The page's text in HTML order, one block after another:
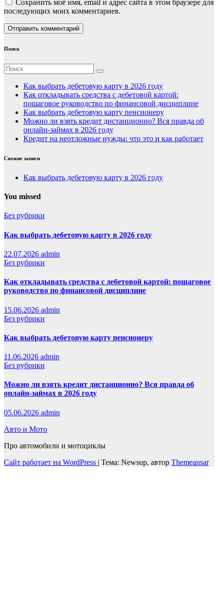
Сохранить моё имя, email и адрес сайта в этом браузере для
последующих моих комментариев.
Поиск
Как выбрать дебетовую карту в 2026 году
Как откладывать средства с дебетовой картой:
пошаговое руководство по финансовой дисциплине
Как выбрать дебетовую карту пенсионеру
Можно ли взять кредит дистанционно? Вся правда об
онлайн-займах в 2026 году
Кредит на неотложные нужды: что это и как работает
Свежие записи
Как выбрать дебетовую карту в 2026 году
You missed
Без рубрики
Как выбрать дебетовую карту в 2026 году
22.07.2026 admin
Без рубрики
Как откладывать средства с дебетовой картой: пошаговое
руководство по финансовой дисциплине
15.06.2026 admin
Без рубрики
Как выбрать дебетовую карту пенсионеру
11.06.2026 admin
Без рубрики
Можно ли взять кредит дистанционно? Вся правда об
онлайн-займах в 2026 году
05.06.2026 admin
Авто и Мото
Про автомобили и мотоциклы
Сайт работает на WordPress | Тема: Newsup, автор Themeansar